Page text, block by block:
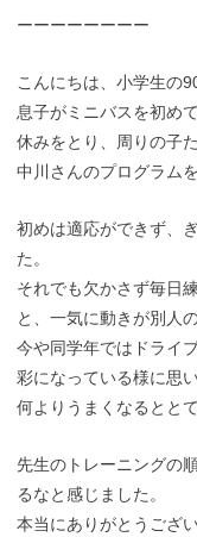
ーーーーーーーー
こんにちは、小学生の
息子がミニバスを初め
休みをとり、周りの子
中川さんのプログラム
初めは適応ができず、
た。
それでも欠かさず毎日
と、一気に動きが別人
今や同学年ではドライ
彩になっている様に思い
何よりうまくなるとと
先生のトレーニングの
るなと感じました。
本当にありがとうござい